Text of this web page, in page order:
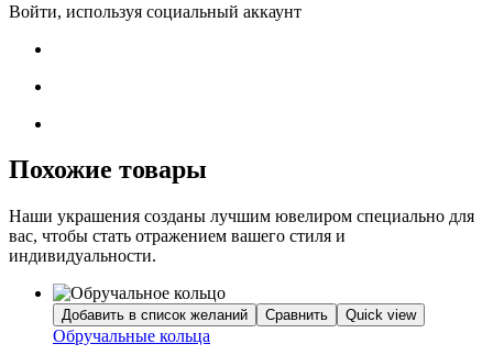
Войти, используя социальный аккаунт
Похожие товары
Наши украшения созданы лучшим ювелиром специально для
вас, чтобы стать отражением вашего стиля и
индивидуальности.
Добавить в список желаний Сравнить Quick view
Обручальные кольца